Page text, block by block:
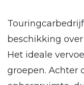
beschikking
Het ideale
groepen. Achter